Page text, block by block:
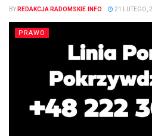
BY REDAKCJA RADOMSKIE.INFO 21 LUTEGO,
PRAWO